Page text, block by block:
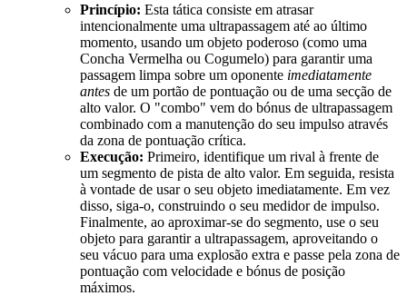
Princípio: Esta tática consiste em atrasar
intencionalmente uma ultrapassagem até ao último
momento, usando um objeto poderoso (como uma
Concha Vermelha ou Cogumelo) para garantir uma
passagem limpa sobre um oponente imediatamente
antes de um portão de pontuação ou de uma secção de
alto valor. O "combo" vem do bónus de ultrapassagem
combinado com a manutenção do seu impulso através
da zona de pontuação crítica.
Execução: Primeiro, identifique um rival à frente de
um segmento de pista de alto valor. Em seguida, resista
à vontade de usar o seu objeto imediatamente. Em vez
disso, siga-o, construindo o seu medidor de impulso.
Finalmente, ao aproximar-se do segmento, use o seu
objeto para garantir a ultrapassagem, aproveitando o
seu vácuo para uma explosão extra e passe pela zona de
pontuação com velocidade e bónus de posição
máximos.